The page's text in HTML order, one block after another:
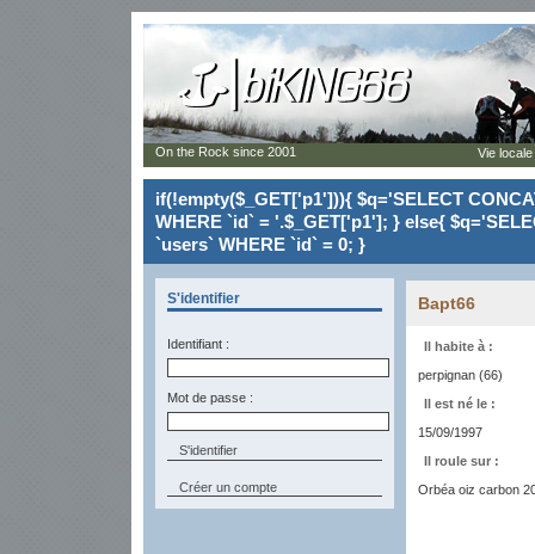
if(!empty($_GET['p1'])){ $q='SELECT
WHERE `id` = '.$_GET['p1']; } else{
`users` WHERE `id` = 0; }
S'identifier
Identifiant :
Mot de passe :
Créer un compte
Bapt66
Il habite à :
perpignan (66)
Il est né le :
15/09/1997
Il roule sur :
Orbéa oiz carbon
On the Rock since 2001 Vie